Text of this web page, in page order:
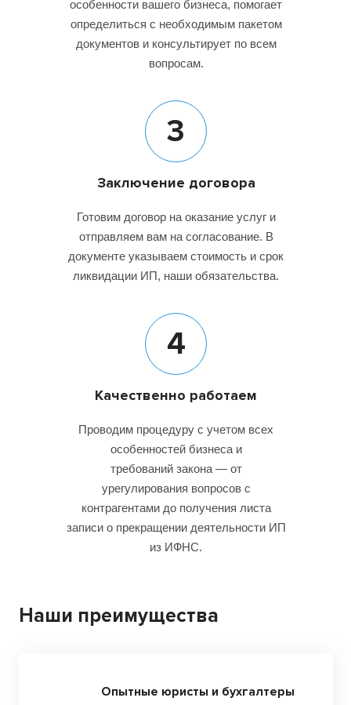
особенности вашего бизнеса, помогает
определиться с необходимым пакетом
документов и консультирует по всем
вопросам.
3
Заключение договора
Готовим договор на оказание услуг и
отправляем вам на согласование. В
документе указываем стоимость и срок
ликвидации ИП, наши обязательства.
4
Качественно работаем
Проводим процедуру с учетом всех
особенностей бизнеса и
требований закона — от
урегулирования вопросов с
контрагентами до получения листа
записи о прекращении деятельности ИП
из ИФНС.
Наши преимущества
Опытные юристы и бухгалтеры